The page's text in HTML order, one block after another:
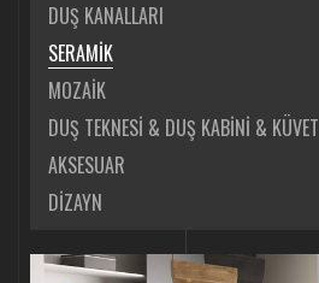
DUŞ KANALLARI
SERAMİK
MOZAİK
DUŞ TEKNESİ & DUŞ KABİNİ & KÜVET
AKSESUAR
DİZAYN